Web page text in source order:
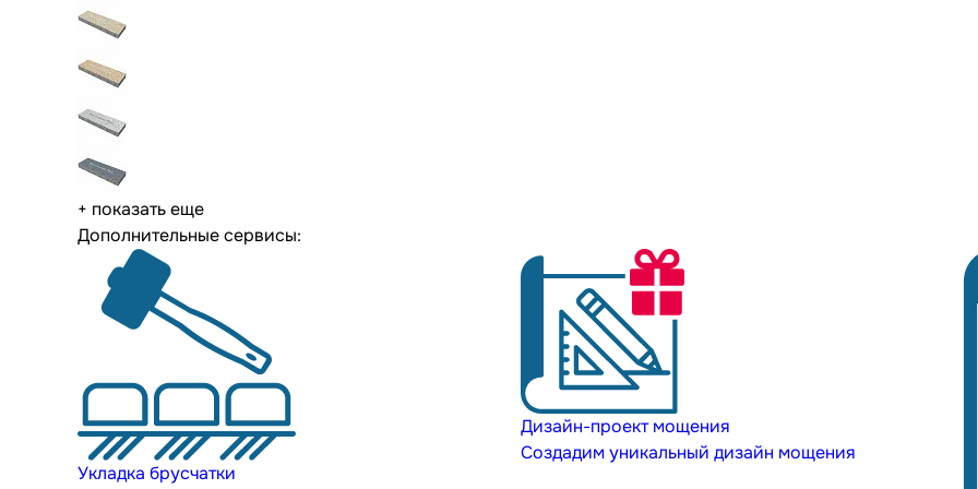
+ показать еще
Дополнительные сервисы:
Укладка брусчатки
Дизайн-проект мощения
Создадим уникальный дизайн мощения